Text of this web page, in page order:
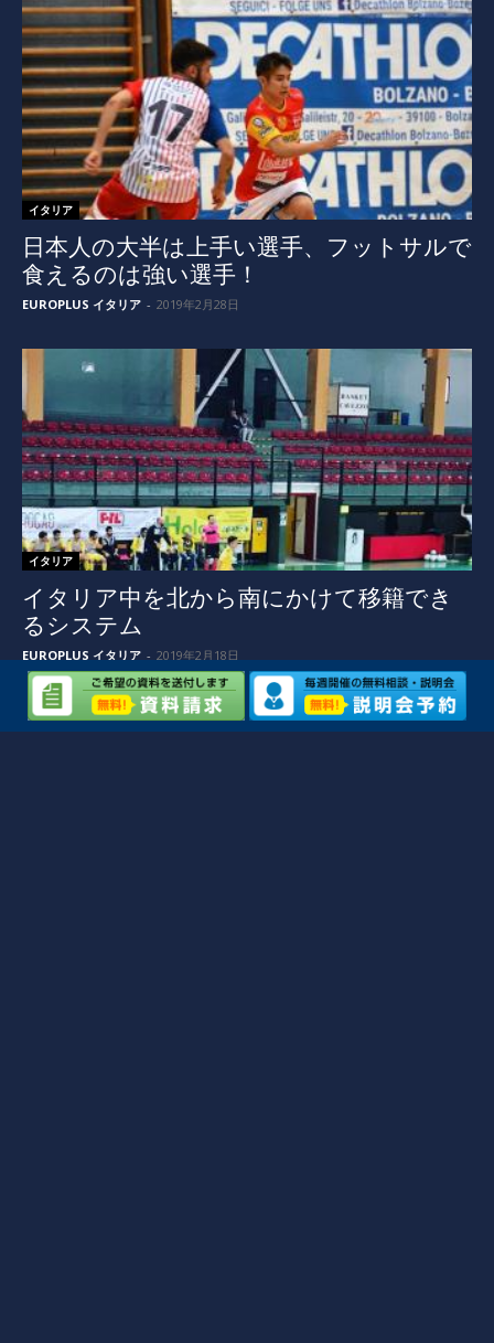
イタリア
日本人の大半は上手い選手、フットサルで
食えるのは強い選手！
EUROPLUS イタリア - 2019年2月28日
イタリア
イタリア中を北から南にかけて移籍でき
るシステム
EUROPLUS イタリア - 2019年2月18日